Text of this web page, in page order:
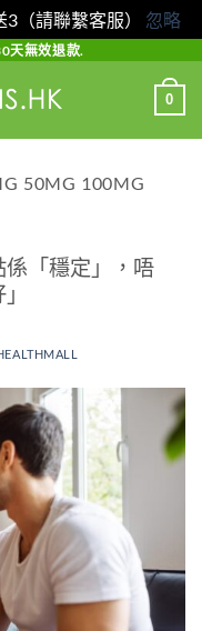
（請聯繫客服） 忽略
天無效退款.
0
50MG 100MG
「穩定」，唔